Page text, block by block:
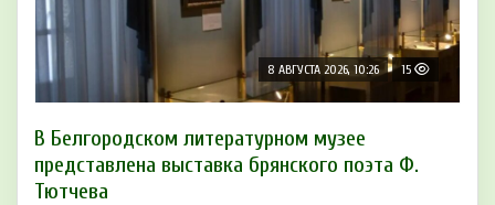
8 АВГУСТА 2026, 10:26 15
В Белгородском литературном музее
представлена выставка брянского поэта Ф.
Тютчева